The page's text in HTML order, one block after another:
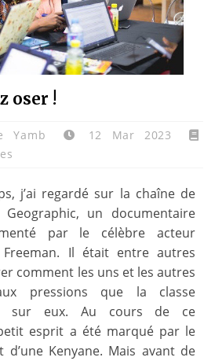
oser !
Yamb
12 Mar 2023
j’ai regardé sur la chaîne de
un documentaire
par le célèbre acteur
Il était entre autres
comment les uns et les autres
pressions que la classe
sur eux. Au cours de ce
esprit a été marqué par le
d’une Kenyane. Mais avant de